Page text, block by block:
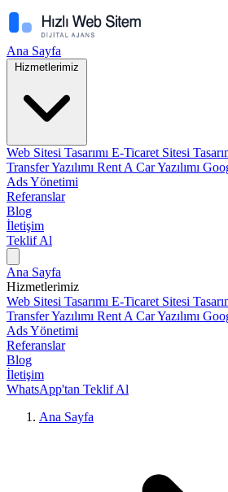
Ana Sayfa
Hizmetlerimiz
Web Sitesi Tasarımı E-Ticaret Sitesi
Transfer Yazılımı Rent A Car Yazılımı
Ads Yönetimi
Referanslar
Blog
İletişim
Teklif Al
Ana Sayfa
Hizmetlerimiz
Web Sitesi Tasarımı E-Ticaret Sitesi
Transfer Yazılımı Rent A Car Yazılımı
Ads Yönetimi
Referanslar
Blog
İletişim
WhatsApp'tan Teklif Al
Ana Sayfa